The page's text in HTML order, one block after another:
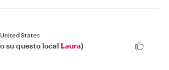
United States
su questo local Laura)